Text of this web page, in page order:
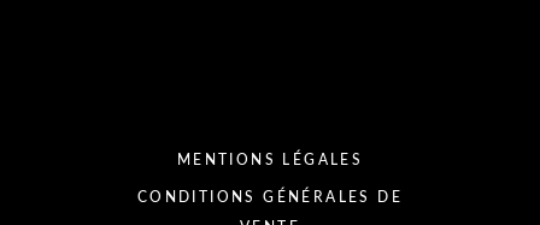
MENTIONS LÉGALES
CONDITIONS GÉNÉRALES DE